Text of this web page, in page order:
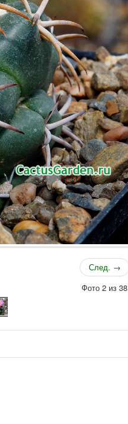
След. →
Фото 2 из 38